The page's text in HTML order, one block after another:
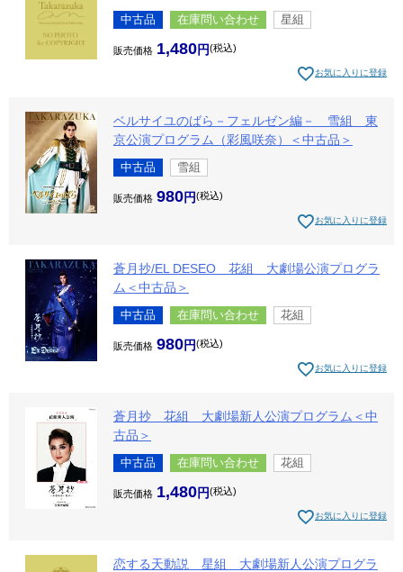
中古品 在庫問い合わせ 星組
販売価格 1,480 税込
お気に入りに登録
ベルサイユのばら－フェルゼン編－ 雪組 東
京公演プログラム（彩風咲奈）＜中古品＞
中古品 雪組
販売価格 980 税込
お気に入りに登録
蒼月抄/EL DESEO 花組 大劇場公演プログラ
ム＜中古品＞
中古品 在庫問い合わせ 花組
販売価格 980 税込
お気に入りに登録
蒼月抄 花組 大劇場新人公演プログラム＜中
古品＞
中古品 在庫問い合わせ 花組
販売価格 1,480 税込
お気に入りに登録
恋する天動説 星組 大劇場新人公演プログラ